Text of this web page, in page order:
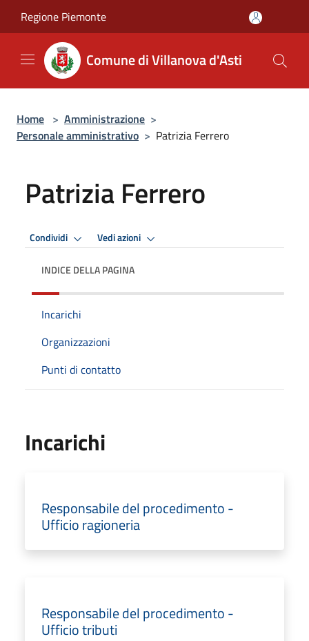
Regione Piemonte
Comune di Villanova d'Asti
Home > Amministrazione >
Personale amministrativo > Patrizia Ferrero
Patrizia Ferrero
Condividi Vedi azioni
INDICE DELLA PAGINA
Incarichi
Organizzazioni
Punti di contatto
Incarichi
Responsabile del procedimento -
Ufficio ragioneria
Responsabile del procedimento -
Ufficio tributi